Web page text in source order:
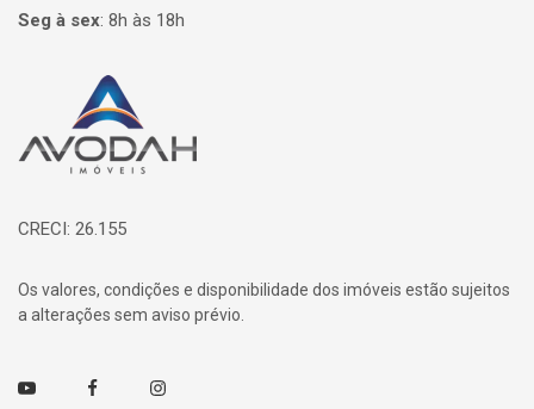
Seg à sex: 8h às 18h
Página inicial
CRECI: 26.155
Os valores, condições e disponibilidade dos imóveis estão sujeitos
a alterações sem aviso prévio.
Youtube FacebookInstagram